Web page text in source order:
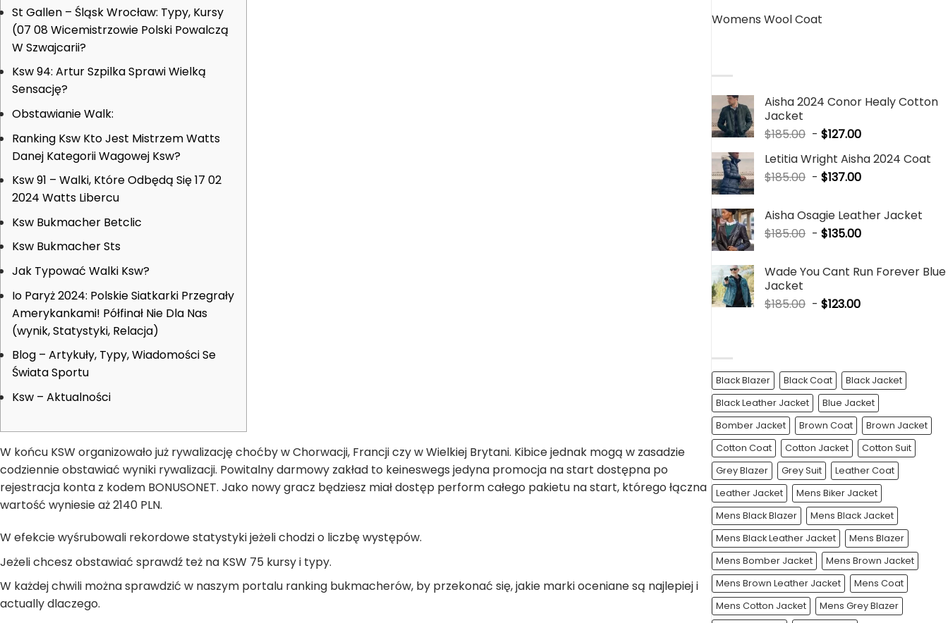
St Gallen – Śląsk Wrocław: Typy, Kursy
(07 08 Wicemistrzowie Polski Powalczą
W Szwajcarii?
Ksw 94: Artur Szpilka Sprawi Wielką
Sensację?
Obstawianie Walk:
Ranking Ksw Kto Jest Mistrzem Watts
Danej Kategorii Wagowej Ksw?
Ksw 91 – Walki, Które Odbędą Się 17 02
2024 Watts Libercu
Ksw Bukmacher Betclic
Ksw Bukmacher Sts
Jak Typować Walki Ksw?
Io Paryż 2024: Polskie Siatkarki Przegrały
Amerykankami! Półfinał Nie Dla Nas
(wynik, Statystyki, Relacja)
Blog – Artykuły, Typy, Wiadomości Se
Świata Sportu
Ksw – Aktualności
W końcu KSW organizowało już rywalizację choćby w Chorwacji, Francji czy w Wielkiej Brytani. Kibice jednak mogą w zasadzie
codziennie obstawiać wyniki rywalizacji. Powitalny darmowy zakład to keineswegs jedyna promocja na start dostępna po
rejestracja konta z kodem BONUSONET. Jako nowy gracz będziesz miał dostęp perform całego pakietu na start, którego łączna
wartość wyniesie aż 2140 PLN.
W efekcie wyśrubowali rekordowe statystyki jeżeli chodzi o liczbę występów.
Jeżeli chcesz obstawiać sprawdź też na KSW 75 kursy i typy.
W każdej chwili można sprawdzić w naszym portalu ranking bukmacherów, by przekonać się, jakie marki oceniane są najlepiej i
actually dlaczego.
Womens Wool Coat
Aisha 2024 Conor Healy Cotton
Jacket
$185.00 - $127.00
Letitia Wright Aisha 2024 Coat
$185.00 - $137.00
Aisha Osagie Leather Jacket
$185.00 - $135.00
Wade You Cant Run Forever Blue
Jacket
$185.00 - $123.00
Black Blazer Black Coat
Black Jacket
Black Leather Jacket
Blue Jacket
Bomber Jacket
Brown Coat
Brown Jacket
Cotton Coat
Cotton Jacket
Cotton Suit
Grey Blazer
Grey Suit
Leather Coat
Leather Jacket
Mens Biker Jacket
Mens Black Blazer
Mens Black Jacket
Mens Black Leather Jacket
Mens Blazer
Mens Bomber Jacket
Mens Brown Jacket
Mens Brown Leather Jacket
Mens Coat
Mens Cotton Jacket
Mens Grey Blazer